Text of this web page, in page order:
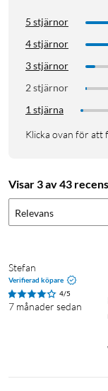
5 stjärnor
4 stjärnor
3 stjärnor
2 stjärnor
1 stjärna
Klicka ovan för att
Visar 3 av 43
Relevans
Stefan
Verifierad köpare
4/5
7 månader sedan